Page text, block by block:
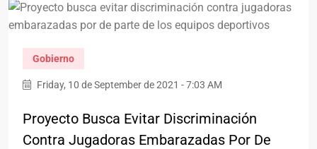
Gobierno
Friday, 10 de September de 2021 - 7:03 AM
Proyecto Busca Evitar Discriminación
Contra Jugadoras Embarazadas Por De